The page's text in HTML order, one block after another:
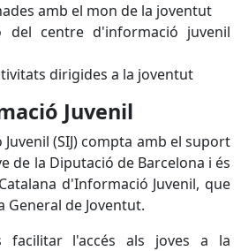
amb el mon de la joventut
del centre d'informació juvenil
dirigides a la joventut
Juvenil
(SIJ) compta amb el suport
de la Diputació de Barcelona i és
d'Informació Juvenil, que
General de Joventut.
facilitar l'accés als joves a la